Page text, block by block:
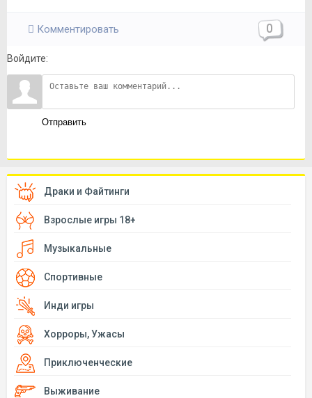
Комментировать 0
Войдите:
Отправить
Драки и Файтинги
Взрослые игры 18+
Музыкальные
Спортивные
Инди игры
Хорроры, Ужасы
Приключенческие
Выживание